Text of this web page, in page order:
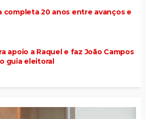
completa 20 anos entre avanços e
apoio a Raquel e faz João Campos
guia eleitoral